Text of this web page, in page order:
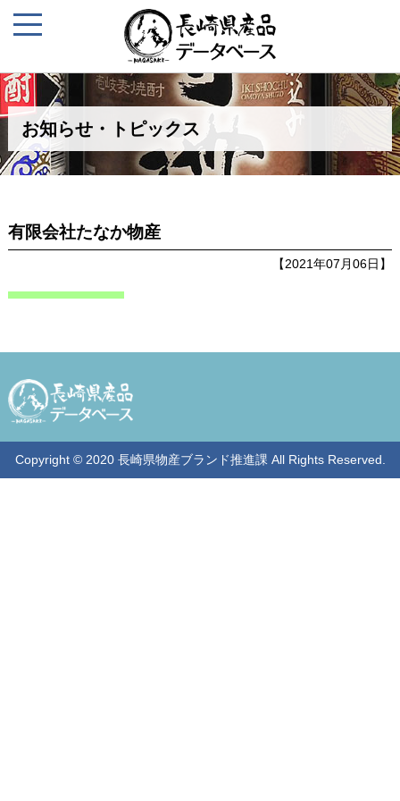
お知らせ・トピックス
有限会社たなか物産
【2021年07月06日】
Copyright © 2020 長崎県物産ブランド推進課 All Rights Reserved.